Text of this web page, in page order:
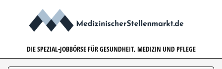
DIE SPEZIAL-JOBBÖRSE FÜR GESUNDHEIT, MEDIZIN UND PFLEGE